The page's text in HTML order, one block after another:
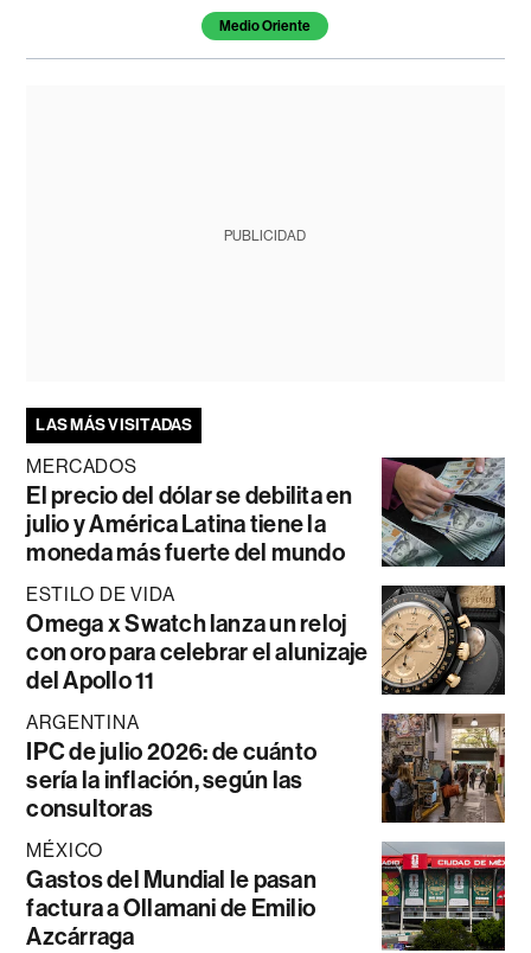
Medio Oriente
PUBLICIDAD
LAS MÁS VISITADAS
MERCADOS
El precio del dólar se debilita en
julio y América Latina tiene la
moneda más fuerte del mundo
ESTILO DE VIDA
Omega x Swatch lanza un reloj
con oro para celebrar el alunizaje
del Apollo 11
ARGENTINA
IPC de julio 2026: de cuánto
sería la inflación, según las
consultoras
MÉXICO
Gastos del Mundial le pasan
factura a Ollamani de Emilio
Azcárraga